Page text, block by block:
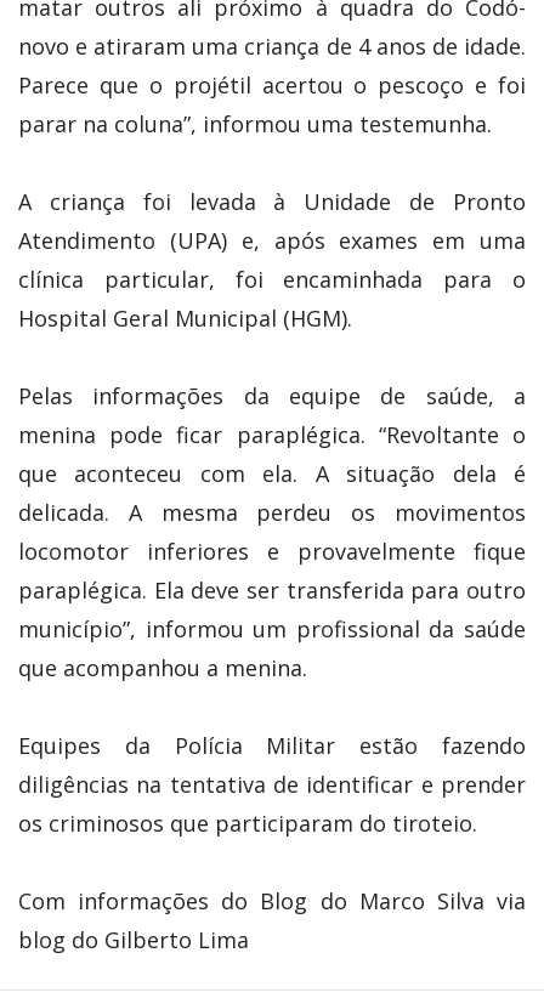
matar outros ali próximo à quadra do Codó-
novo e atiraram uma criança de 4 anos de idade.
Parece que o projétil acertou o pescoço e foi
parar na coluna”, informou uma testemunha.
A criança foi levada à Unidade de Pronto
Atendimento (UPA) e, após exames em uma
clínica particular, foi encaminhada para o
Hospital Geral Municipal (HGM).
Pelas informações da equipe de saúde, a
menina pode ficar paraplégica. “Revoltante o
que aconteceu com ela. A situação dela é
delicada. A mesma perdeu os movimentos
locomotor inferiores e provavelmente fique
paraplégica. Ela deve ser transferida para outro
município”, informou um profissional da saúde
que acompanhou a menina.
Equipes da Polícia Militar estão fazendo
diligências na tentativa de identificar e prender
os criminosos que participaram do tiroteio.
Com informações do Blog do Marco Silva via
blog do Gilberto Lima